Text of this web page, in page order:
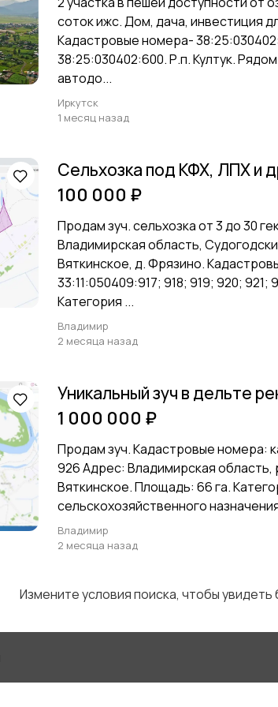
соток ижс. Дом, дача, инвестиция
Кадастровые номера-
38:25:030402:600. Р.п. Култук.
автодо...
Иркутск
1 месяц назад
Сельхозка под КФХ, ЛПХ и
100 000 ₽
Продам зуч. сельхозка от 3 до 30
Владимирская область,
Вяткинское, д. Фрязино.
33:11:050409:917; 918; 919; 920; 921;
Категория ...
Владимир
2 месяца назад
Уникальный зуч в дельте
1 000 000 ₽
Продам зуч. Кадастровые номера:
926 Адрес: Владимирская область,
Вяткинское. Площадь: 66 га.
сельскохозяйственного
Владимир
2 месяца назад
Измените условия поиска, чтобы